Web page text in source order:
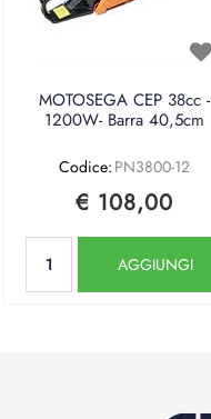
MOTOSEGA CEP 38cc -
1200W- Barra 40,5cm
Codice: PN3800-12
€ 108,00
AGGIUNGI